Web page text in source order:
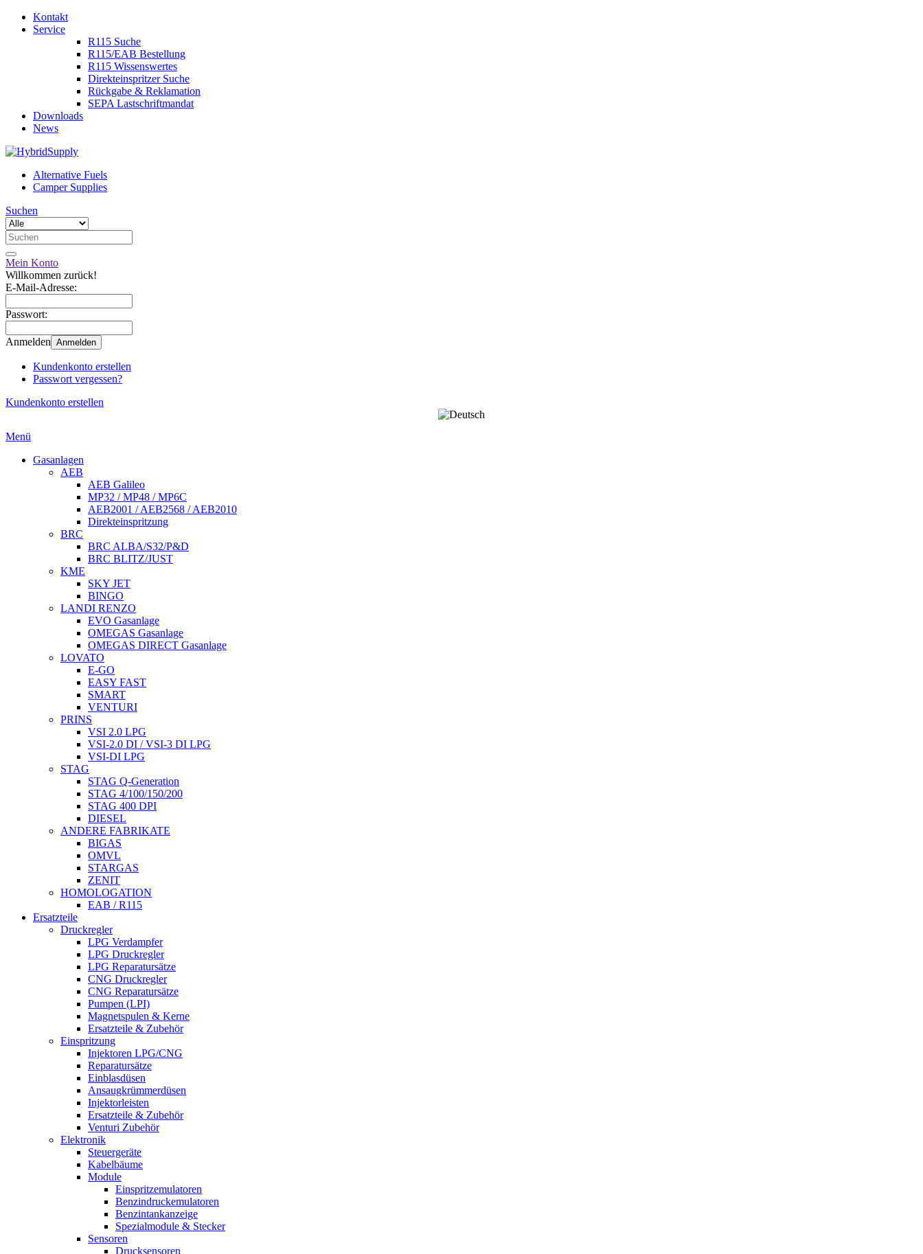
Kontakt
Service
R115 Suche
R115/EAB Bestellung
R115 Wissenswertes
Direkteinspritzer Suche
Rückgabe & Reklamation
SEPA Lastschriftmandat
Downloads
News
Alternative Fuels
Camper Supplies
Suchen
Mein Konto
Willkommen zurück!
E-Mail-Adresse:
Passwort:
Anmelden Anmelden
Kundenkonto erstellen
Passwort vergessen?
Kundenkonto erstellen
Menü
Gasanlagen
AEB
AEB Galileo
MP32 / MP48 / MP6C
AEB2001 / AEB2568 / AEB2010
Direkteinspritzung
BRC
BRC ALBA/S32/P&D
BRC BLITZ/JUST
KME
SKY JET
BINGO
LANDI RENZO
EVO Gasanlage
OMEGAS Gasanlage
OMEGAS DIRECT Gasanlage
LOVATO
E-GO
EASY FAST
SMART
VENTURI
PRINS
VSI 2.0 LPG
VSI-2.0 DI / VSI-3 DI LPG
VSI-DI LPG
STAG
STAG Q-Generation
STAG 4/100/150/200
STAG 400 DPI
DIESEL
ANDERE FABRIKATE
BIGAS
OMVL
STARGAS
ZENIT
HOMOLOGATION
EAB / R115
Ersatzteile
Druckregler
LPG Verdampfer
LPG Druckregler
LPG Reparatursätze
CNG Druckregler
CNG Reparatursätze
Pumpen (LPI)
Magnetspulen & Kerne
Ersatzteile & Zubehör
Einspritzung
Injektoren LPG/CNG
Reparatursätze
Einblasdüsen
Ansaugkrümmerdüsen
Injektorleisten
Ersatzteile & Zubehör
Venturi Zubehör
Elektronik
Steuergeräte
Kabelbäume
Module
Einspritzemulatoren
Benzindruckemulatoren
Benzintankanzeige
Spezialmodule & Stecker
Sensoren
Drucksensoren